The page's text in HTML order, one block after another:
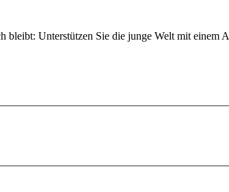
bleibt: Unterstützen Sie die junge Welt mit